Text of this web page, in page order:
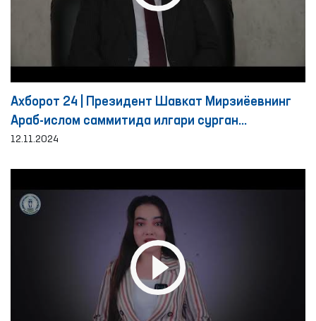
Ахборот 24 | Президент Шавкат Мирзиёевнинг
Араб-ислом саммитида илгари сурган
ташаббусларига муносабат
12.11.2024